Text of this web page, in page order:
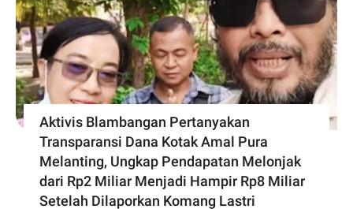
Aktivis Blambangan Pertanyakan
Transparansi Dana Kotak Amal Pura
Melanting, Ungkap Pendapatan Melonjak
dari Rp2 Miliar Menjadi Hampir Rp8 Miliar
Setelah Dilaporkan Komang Lastri